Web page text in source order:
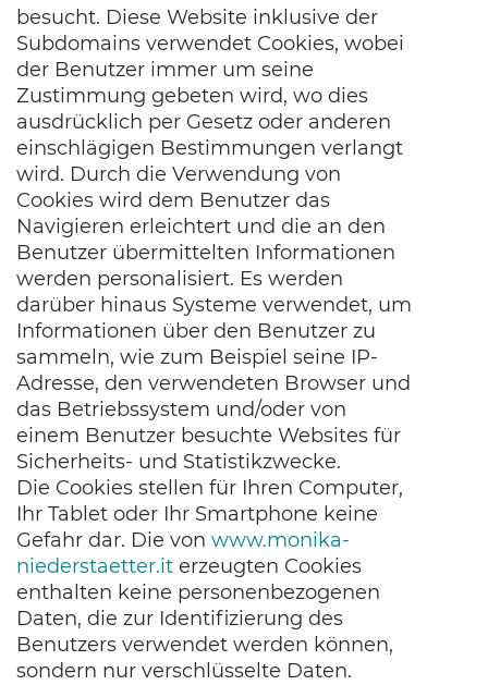
besucht. Diese Website inklusive der
Subdomains verwendet Cookies, wobei
der Benutzer immer um seine
Zustimmung gebeten wird, wo dies
ausdrücklich per Gesetz oder anderen
einschlägigen Bestimmungen verlangt
wird. Durch die Verwendung von
Cookies wird dem Benutzer das
Navigieren erleichtert und die an den
Benutzer übermittelten Informationen
werden personalisiert. Es werden
darüber hinaus Systeme verwendet, um
Informationen über den Benutzer zu
sammeln, wie zum Beispiel seine IP-
Adresse, den verwendeten Browser und
das Betriebssystem und/oder von
einem Benutzer besuchte Websites für
Sicherheits- und Statistikzwecke.
Die Cookies stellen für Ihren Computer,
Ihr Tablet oder Ihr Smartphone keine
Gefahr dar. Die von www.monika-
niederstaetter.it erzeugten Cookies
enthalten keine personenbezogenen
Daten, die zur Identifizierung des
Benutzers verwendet werden können,
sondern nur verschlüsselte Daten.